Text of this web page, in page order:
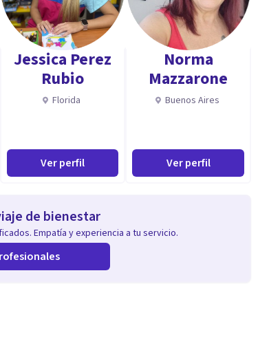
me lo ha dado con cucharita y la miel con cucharon.
estrategias "No Convencionales" para conseguir
en Life Coaching, Coach Personal y de Vida
en Fortaleza Emocional y Desarrollo
diplomados en Coaching Ontológico,
Jessica Perez
Rubio
Florida
Ver perfil
Norma
Mazzarone
Buenos Aires
Ver perfil
de bienestar
Empatía y experiencia a tu servicio.